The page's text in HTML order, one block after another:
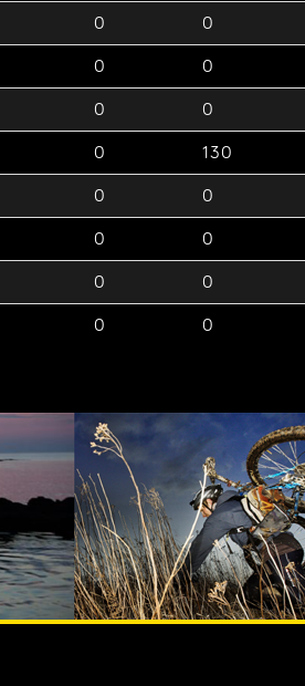
0 0
0 0
0 0
0 130
0 0
0 0
0 0
0 0